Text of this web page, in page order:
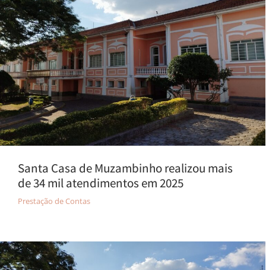
Santa Casa de Muzambinho realizou mais
de 34 mil atendimentos em 2025
Prestação de Contas